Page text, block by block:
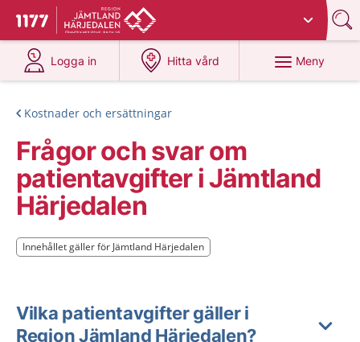
Till startsidan för 1177
Du har valt region
Logga in
på 1177.se
Hitta vård
på 1177.se
Meny
Kostnader och ersättningar
Frågor och svar om
patientavgifter i Jämtland
Härjedalen
Innehållet gäller för Jämtland Härjedalen
Innehållet gäller för Jämtland Härjedalen
Vilka patientavgifter gäller i
Region Jämland Härjedalen?